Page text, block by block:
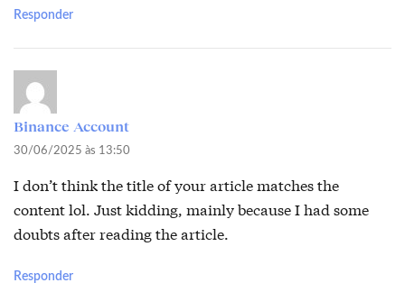
Responder
Binance Account
30/06/2025 às 13:50
I don’t think the title of your article matches the
content lol. Just kidding, mainly because I had some
doubts after reading the article.
Responder